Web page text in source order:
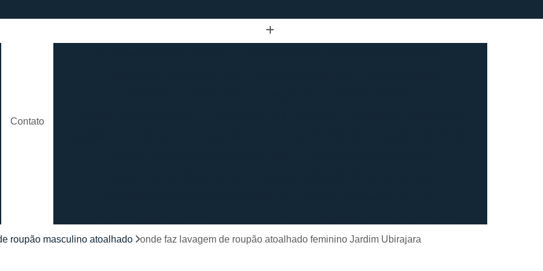
Contato
Lavagem de Roupão São Paulo
Locação de Roupão
Lavagem de Toalha
roupão masculino atoalhado onde faz lavagem de roupão atoalhado feminino Jardim Ubirajara